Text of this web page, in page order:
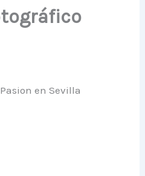
en Sevilla